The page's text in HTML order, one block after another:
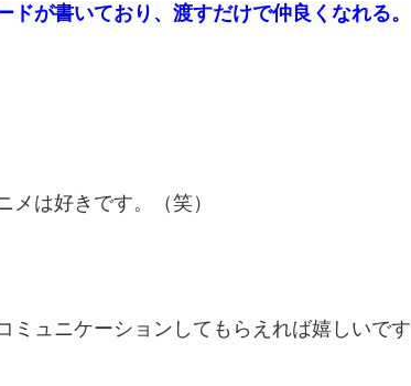
が書いており、渡すだけで仲良くなれる。
は好きです。（笑）
ミュニケーションしてもらえれば嬉しいです